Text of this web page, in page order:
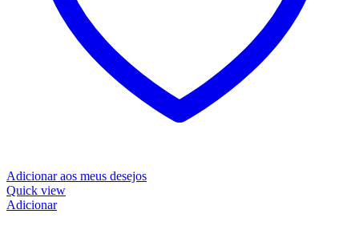
Adicionar aos meus desejos
Quick view
Adicionar